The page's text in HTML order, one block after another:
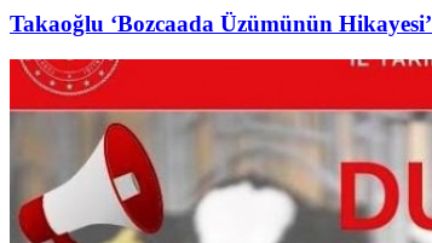
Takaoğlu ‘Bozcaada Üzümünün